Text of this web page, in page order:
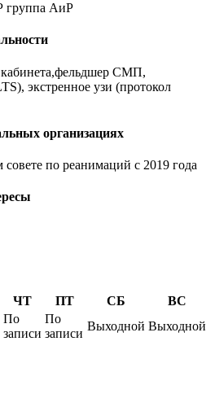
АиР
кабинета,фельдшер СМП,
экстренное узи (протокол
организациях
по реанимаций с 2019 года
ЧТ ПТ СБ
ВС
По
записи
По
записи
Выходной Выходной